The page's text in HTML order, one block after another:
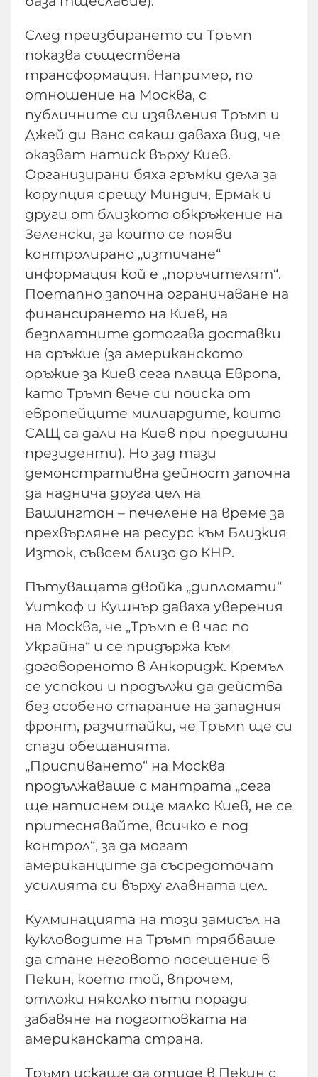
След преизбирането си Тръмп
показва съществена
трансформация. Например, по
отношение на Москва, с
публичните си изявления Тръмп и
Джей ди Ванс сякаш даваха вид, че
оказват натиск върху Киев.
Организирани бяха гръмки дела за
корупция срещу Миндич, Ермак и
други от близкото обкръжение на
Зеленски, за които се появи
контролирано „изтичане“
информация кой е „поръчителят“.
Поетапно започна ограничаване на
финансирането на Киев, на
безплатните дотогава доставки
на оръжие (за американското
оръжие за Киев сега плаща Европа,
като Тръмп вече си поиска от
европейците милиардите, които
САЩ са дали на Киев при предишни
президенти). Но зад тази
демонстративна дейност започна
да наднича друга цел на
Вашингтон – печелене на време за
прехвърляне на ресурс към Близкия
Изток, съвсем близо до КНР.
Пътуващата двойка „дипломати“
Уиткоф и Кушнър даваха уверения
на Москва, че „Тръмп е в час по
Украйна“ и се придържа към
договореното в Анкоридж. Кремъл
се успокои и продължи да действа
без особено старание на западния
фронт, разчитайки, че Тръмп ще си
спази обещанията.
„Приспиването“ на Москва
продължаваше с мантрата „сега
ще натиснем още малко Киев, не се
притеснявайте, всичко е под
контрол“, за да могат
американците да съсредоточат
усилията си върху главната цел.
Кулминацията на този замисъл на
кукловодите на Тръмп трябваше
да стане неговото посещение в
Пекин, което той, впрочем,
отложи няколко пъти поради
забавяне на подготовката на
американската страна.
Тръмп искаше да отиде в Пекин с